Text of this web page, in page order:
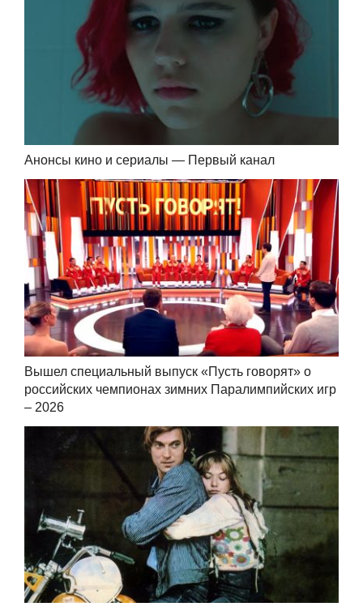
Анонсы кино и сериалы — Первый канал
Вышел специальный выпуск «Пусть говорят» о
российских чемпионах зимних Паралимпийских игр
– 2026